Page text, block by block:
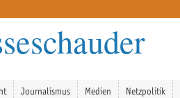
Journalismus Medien Netzpolitik